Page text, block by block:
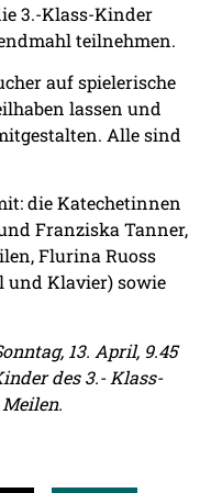
3.-Klass-Kinder
teilnehmen.
auf spielerische
lassen und
Alle sind
die Katechetinnen
Franziska Tanner,
Flurina Ruoss
und Klavier) sowie
13. April, 9.45
des 3.- Klass-